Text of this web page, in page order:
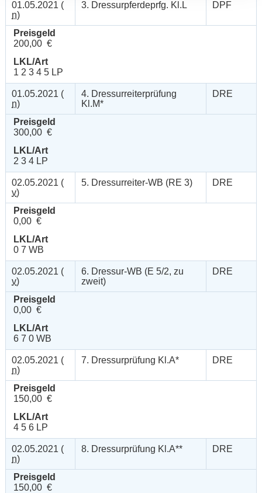
01.05.2021 (
n)
3. Dressurpferdeprfg. Kl.L DPF
Preisgeld
200,00 €
LKL/Art
1 2 3 4 5 LP
01.05.2021 (
n)
4. Dressurreiterprüfung
Kl.M*
DRE
Preisgeld
300,00 €
LKL/Art
2 3 4 LP
02.05.2021 (
v)
5. Dressurreiter-WB (RE 3) DRE
Preisgeld
0,00 €
LKL/Art
0 7 WB
02.05.2021 (
v)
6. Dressur-WB (E 5/2, zu
zweit)
DRE
Preisgeld
0,00 €
LKL/Art
6 7 0 WB
02.05.2021 (
n)
7. Dressurprüfung Kl.A* DRE
Preisgeld
150,00 €
LKL/Art
4 5 6 LP
02.05.2021 (
n)
8. Dressurprüfung Kl.A** DRE
Preisgeld
150,00 €